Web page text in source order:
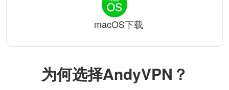
为何选择AndyVPN？
macOS下载